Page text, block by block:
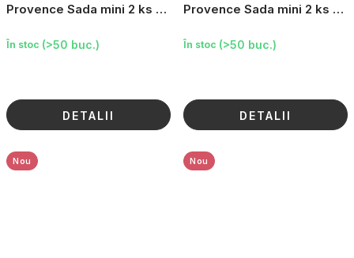
Provence Sada mini 2 ks -
(žlutý proužek)
În stoc (>50 buc.)
DETALII
Provence Sada mini 2 ks -
(cikáda)
În stoc (>50 buc.)
DETALII
Nou Nou